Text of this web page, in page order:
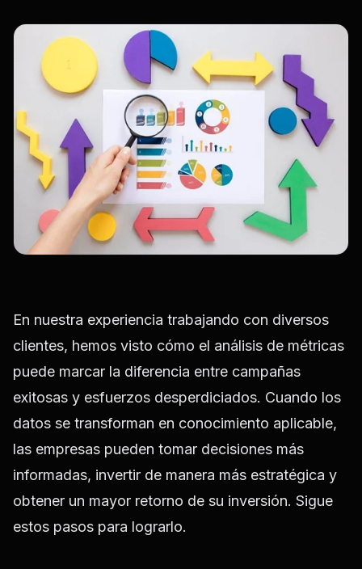
En nuestra experiencia trabajando con diversos
clientes, hemos visto cómo el análisis de métricas
puede marcar la diferencia entre campañas
exitosas y esfuerzos desperdiciados. Cuando los
datos se transforman en conocimiento aplicable,
las empresas pueden tomar decisiones más
informadas, invertir de manera más estratégica y
obtener un mayor retorno de su inversión. Sigue
estos pasos para lograrlo.